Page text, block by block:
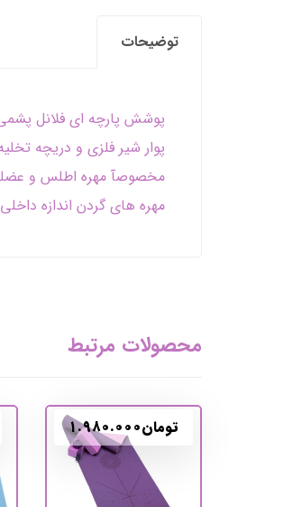
توضیحات
پوشش پارچه ای فلانل
پوار شیر فلزی و دریچه
مخصوصآ مهره اطلس و
مهره های گردن اندازه داخلی حلقه گردنی : ۱۰×۱۴×۱۸ سانتیمتر اندازه
محصولات مرتبط
تومان۱.۹۸۰.۰۰۰